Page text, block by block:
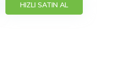
HIZLI SATIN AL